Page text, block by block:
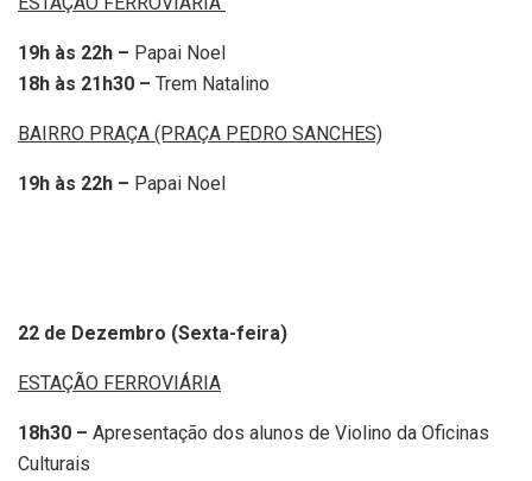
19h às 22h – Papai Noel
18h às 21h30 – Trem Natalino
BAIRRO PRAÇA (PRAÇA PEDRO SANCHES)
19h às 22h – Papai Noel
22 de Dezembro (Sexta-feira)
ESTAÇÃO FERROVIÁRIA
18h30 – Apresentação dos alunos de Violino da Oficinas
Culturais